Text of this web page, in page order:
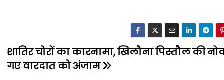
शातिर चोरों का कारनामा, खिलौना पिस्तौल की
गए वारदात को अंजाम